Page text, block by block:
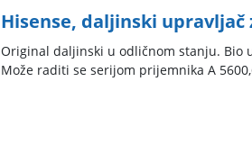
Hisense, daljinski upravljač
Original daljinski u odličnom stanju. Bio
Može raditi se serijom prijemnika A